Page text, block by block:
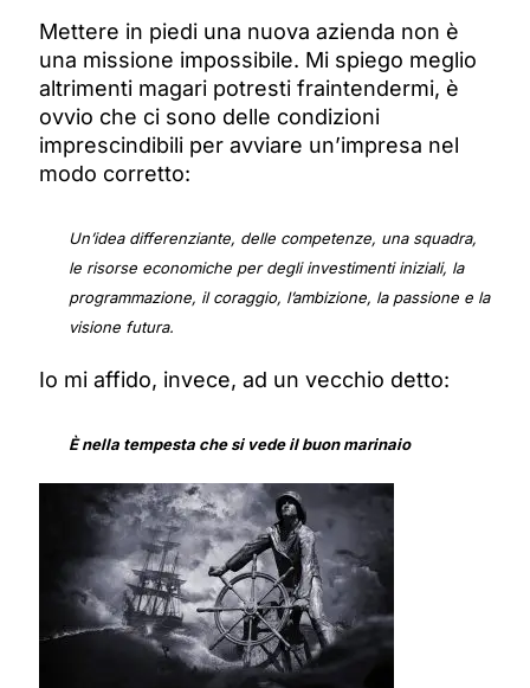
Mettere in piedi una nuova azienda non è
una missione impossibile. Mi spiego meglio
altrimenti magari potresti fraintendermi, è
ovvio che ci sono delle condizioni
imprescindibili per avviare un’impresa nel
modo corretto:
Un’idea differenziante, delle competenze, una squadra,
le risorse economiche per degli investimenti iniziali, la
programmazione, il coraggio, l’ambizione, la passione e la
visione futura.
Io mi affido, invece, ad un vecchio detto:
È nella tempesta che si vede il buon marinaio